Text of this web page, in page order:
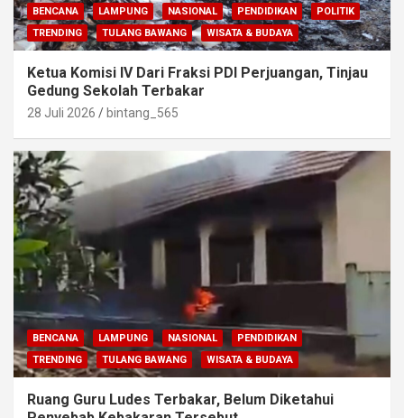
BENCANA LAMPUNG NASIONAL PENDIDIKAN
POLITIK
TRENDING
TULANG BAWANG WISATA & BUDAYA
Ketua Komisi IV Dari Fraksi PDI Perjuangan, Tinjau
Gedung Sekolah Terbakar
28 Juli 2026 bintang_565
BENCANA LAMPUNG NASIONAL
PENDIDIKAN
TRENDING
TULANG BAWANG WISATA & BUDAYA
Ruang Guru Ludes Terbakar, Belum Diketahui